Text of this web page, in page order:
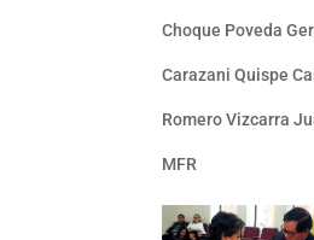
Choque Poveda
Carazani Quispe
Romero Vizcarra
MFR